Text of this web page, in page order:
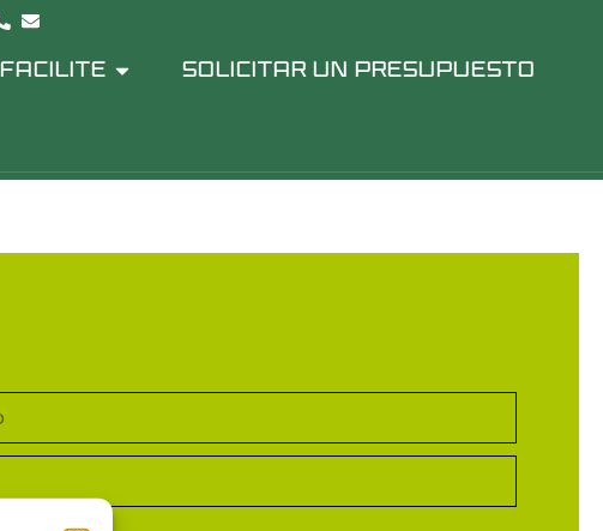
FACILITE SOLICITAR UN PRESUPUESTO